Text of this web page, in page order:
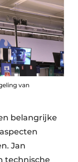
van
belangrijke
Jan
technische